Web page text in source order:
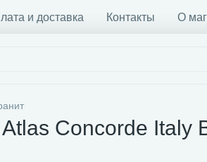
и доставка Контакты О
Concorde Italy